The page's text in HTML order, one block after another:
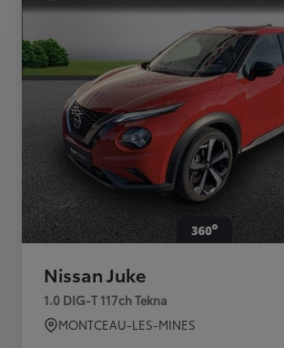
Nissan Juke
1.0 DIG-T 117ch Tekna
MONTCEAU-LES-MINES